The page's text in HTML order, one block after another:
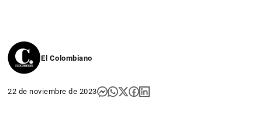
El Colombiano
22 de noviembre de 2023